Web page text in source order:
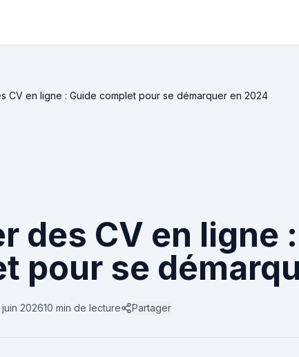
CV en ligne : Guide complet pour se démarquer en 2024
des CV en ligne
pour se
juin 202610 min de lecture Partager